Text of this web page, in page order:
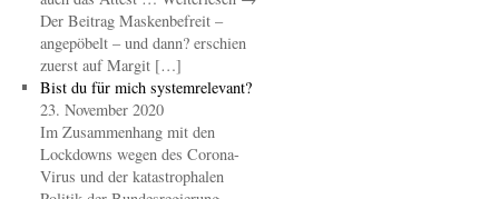
Der Beitrag Maskenbefreit –
angepöbelt – und dann? erschien
zuerst auf Margit […]
Bist du für mich systemrelevant?
23. November 2020
Im Zusammenhang mit den
Lockdowns wegen des Corona-
Virus und der katastrophalen